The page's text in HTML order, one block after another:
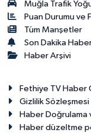
Muğla Trafik
Puan Durumu ve
Tüm Manşetler
Son Dakika
Haber Arşivi
Fethiye TV Haber
Gizlilik Sözleşmesi
Haber Doğrulama
Haber düzeltme